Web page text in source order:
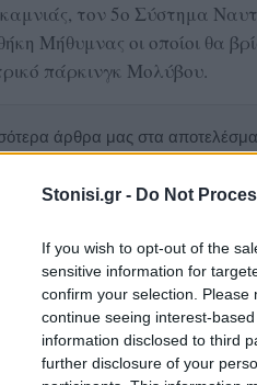
Stonisi.gr - Do Not
If you wish to opt-out of the
sensitive information for
confirm your selection.
continue seeing interest-
information disclosed to third
further disclosure of your
τον 5ο Σύστημα
Μήθυμνας οι οποίοι θα
πάρκινγκ Μολύβου.
άρθρα μας στα